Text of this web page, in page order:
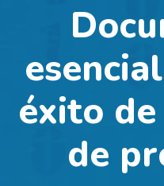
éxito
de